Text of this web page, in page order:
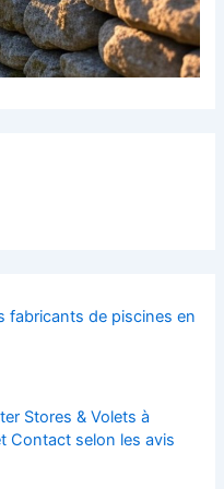
fabricants de piscines en
Stores & Volets à
Contact selon les avis